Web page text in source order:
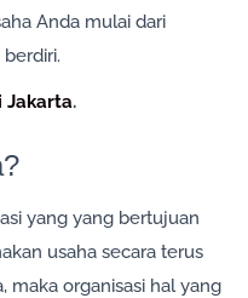
Anda mulai dari
Jakarta.
yang yang bertujuan
usaha secara terus
maka organisasi hal yang